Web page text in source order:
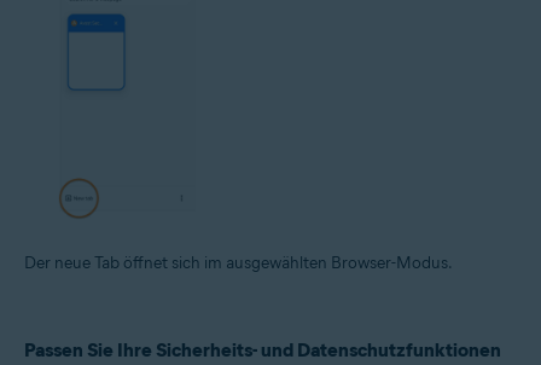
Der neue Tab öffnet sich im ausgewählten Browser-Modus.
Passen Sie Ihre Sicherheits- und Datenschutzfunktionen